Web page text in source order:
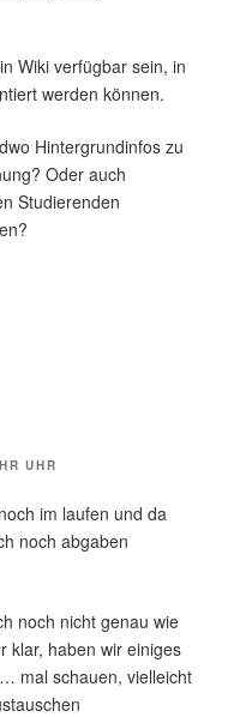
Wiki verfügbar sein, in
werden können.
Hintergrundinfos zu
Oder auch
Studierenden
UHR
im laufen und da
noch abgaben
noch nicht genau wie
klar, haben wir einiges
mal schauen, vielleicht